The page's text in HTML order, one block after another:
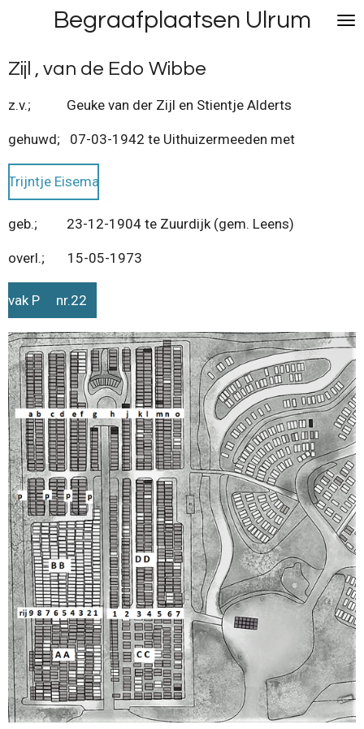
naar
de
hoofdinhoud
Begraafplaatsen Ulrum
Zijl , van de Edo Wibbe
z.v.; Geuke van der Zijl en Stientje Alderts
gehuwd; 07-03-1942 te Uithuizermeeden met
Trijntje Eisema
geb.; 23-12-1904 te Zuurdijk (gem. Leens)
overl.; 15-05-1973
vak P nr.22